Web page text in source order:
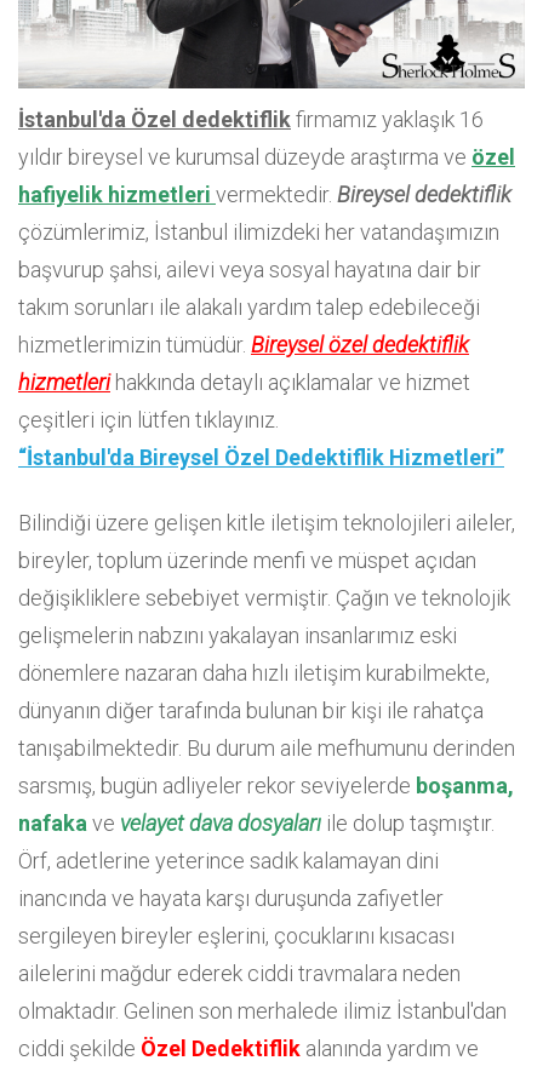
İstanbul'da Özel dedektiflikfirmamız yaklaşık 16
yıldır bireysel ve kurumsal düzeyde araştırma ve özel
hafiyelik hizmetleri vermektedir. Bireysel dedektiflik
çözümlerimiz, İstanbul ilimizdeki her vatandaşımızın
başvurup şahsi, ailevi veya sosyal hayatına dair bir
takım sorunları ile alakalı yardım talep edebileceği
hizmetlerimizin tümüdür. Bireysel özel dedektiflik
hizmetlerihakkında detaylı açıklamalar ve hizmet
çeşitleri için lütfen tıklayınız.
“İstanbul'da Bireysel Özel Dedektiflik Hizmetleri”
Bilindiği üzere gelişen kitle iletişim teknolojileri aileler,
bireyler, toplum üzerinde menfi ve müspet açıdan
değişikliklere sebebiyet vermiştir. Çağın ve teknolojik
gelişmelerin nabzını yakalayan insanlarımız eski
dönemlere nazaran daha hızlı iletişim kurabilmekte,
dünyanın diğer tarafında bulunan bir kişi ile rahatça
tanışabilmektedir. Bu durum aile mefhumunu derinden
sarsmış, bugün adliyeler rekor seviyelerde boşanma,
nafaka ve velayet dava dosyaları ile dolup taşmıştır.
Örf, adetlerine yeterince sadık kalamayan dini
inancında ve hayata karşı duruşunda zafiyetler
sergileyen bireyler eşlerini, çocuklarını kısacası
ailelerini mağdur ederek ciddi travmalara neden
olmaktadır. Gelinen son merhalede ilimiz İstanbul'dan
ciddi şekilde Özel Dedektiflik alanında yardım ve